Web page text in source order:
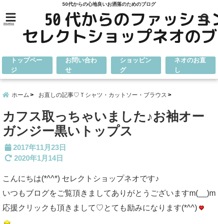
50代からの心地良いお洒落のためのブログ
menu
トップペー
ジ
お問い合わ
せ
ショッピン
グ
ネオのお直
し
ホーム お直しの記事♡Ｔシャツ・カットソー・ブラウス
カフス取っちゃいました♪お袖オー
ガンジー黒いトップス
2017年11月23日
2020年1月14日
こんにちは(*^^*) セレクトショップネオです♪
いつもブログをご覧頂きましてありがとうございますm(__)m
応援クリックも頂きまして♡とても励みになります(*^^)